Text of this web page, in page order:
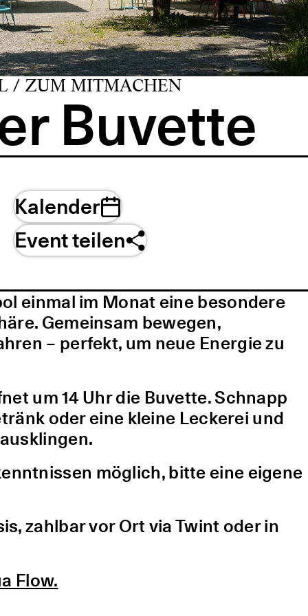
/ ZUM MITMACHEN
Buvette
Kalender
Event teilen
einmal im Monat eine besondere
Gemeinsam bewegen,
– perfekt, um neue Energie zu
um 14 Uhr die Buvette. Schnapp
oder eine kleine Leckerei und
möglich, bitte eine eigene
zahlbar vor Ort via Twint oder in
Flow.